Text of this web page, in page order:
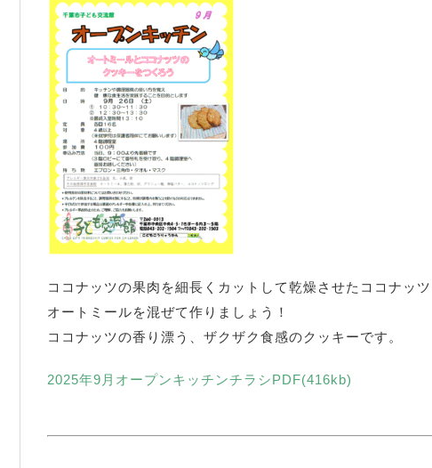
ココナッツの果肉を細長くカットして乾燥させたココナッ
オートミールを混ぜて作りましょう！
ココナッツの香り漂う、ザクザク食感のクッキーです。
2025年9月オープンキッチンチラシPDF(416kb)